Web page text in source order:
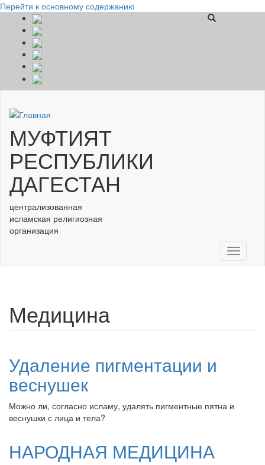
Перейти к основному содержанию
МУФТИЯТ
РЕСПУБЛИКИ
ДАГЕСТАН
централизованная
исламская религиозная
организация
Toggle
Медицина
Удаление пигментации и
веснушек
Можно ли, согласно исламу, удалять пигментные пятна и
веснушки с лица и тела?
НАРОДНАЯ МЕДИЦИНА